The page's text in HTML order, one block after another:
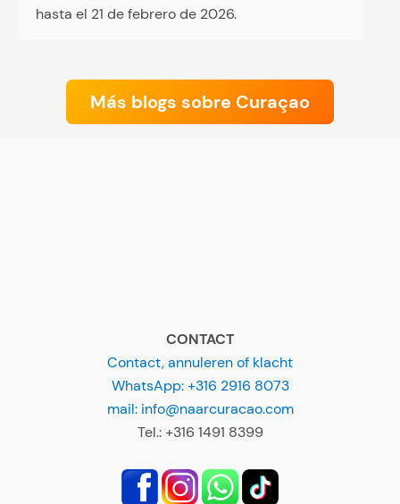
hasta el 21 de febrero de 2026.
Más blogs sobre Curaçao
CONTACT
Contact, annuleren of klacht
WhatsApp: +316 2916 8073
mail: info@naarcuracao.com
Tel.: +316 1491 8399